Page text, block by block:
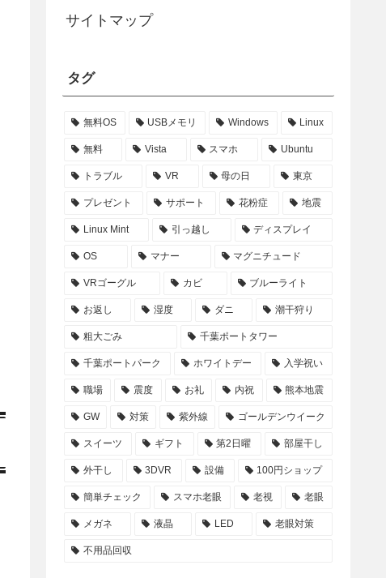
サイトマップ
タグ
無料OS USBメモリ Windows Linux
無料 Vista スマホ Ubuntu
トラブル VR 母の日 東京
プレゼント サポート 花粉症 地震
Linux Mint 引っ越し ディスプレイ
OS マナー マグニチュード
VRゴーグル カビ ブルーライト
お返し 湿度 ダニ 潮干狩り
粗大ごみ 千葉ポートタワー
千葉ポートパーク ホワイトデー 入学祝い
職場 震度 お礼 内祝 熊本地震
GW 対策 紫外線 ゴールデンウイーク
スイーツ ギフト 第2日曜 部屋干し
外干し 3DVR 設備 100円ショップ
簡単チェック スマホ老眼 老視 老眼
メガネ 液晶 LED 老眼対策
不用品回収